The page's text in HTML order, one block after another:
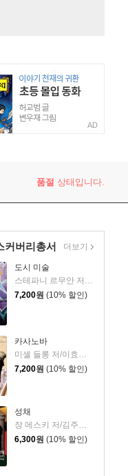
AD
품절 상태입니다.
커버리총서
도시 미술
스테파니 르무안 저/김주경 역
7,200원 (10% 할인)
카사노바
미셸 들롱 저/이효숙 역
7,200원 (10% 할인)
성채
장 메스키 저/김주경 역
6,300원 (10% 할인)
더보기